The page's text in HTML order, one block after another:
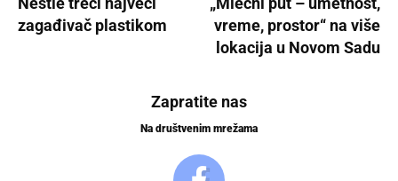
zagađivač plastikom
vreme, prostor“ na više
lokacija u Novom Sadu
Zapratite nas
Na društvenim mrežama